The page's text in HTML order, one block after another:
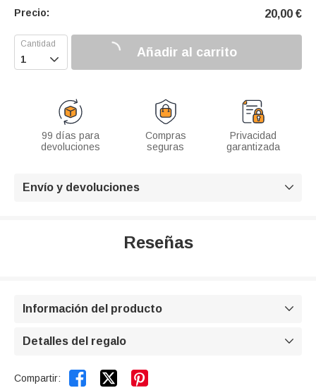
Precio: 20,00 €
 Añadir al carrito
99 días para
devoluciones
Compras
seguras
Privacidad
garantizada
Envío y devoluciones 
Reseñas
Información del producto 
Detalles del regalo 
Compartir:  